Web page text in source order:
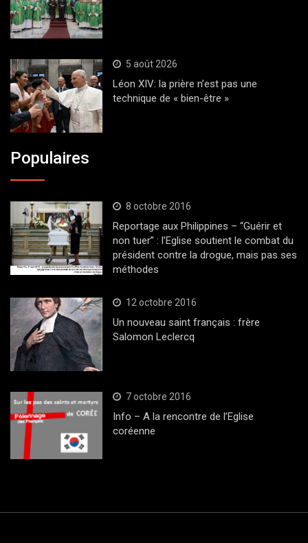
5 août 2026
Léon XIV: la prière n’est pas une
technique de « bien-être »
Populaires
8 octobre 2016
Reportage aux Philippines – “Guérir et
non tuer” : l’Eglise soutient le combat du
président contre la drogue, mais pas ses
méthodes
12 octobre 2016
Un nouveau saint français : frère
Salomon Leclercq
7 octobre 2016
Info – A la rencontre de l’Eglise
coréenne